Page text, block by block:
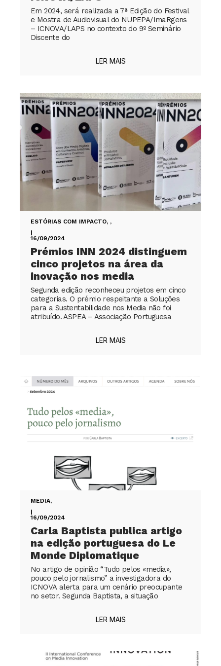
Em 2024, será realizada a 7ª Edição do Festival
e Mostra de Audiovisual do NUPEPA/ImaRgens
– ICNOVA/LAPS no contexto do 9º Seminário
Discente do
LER MAIS
ESTÓRIAS COM IMPACTO, ,
|
16/09/2024
Prémios INN 2024 distinguem
cinco projetos na área da
inovação nos media
Segunda edição reconheceu projetos em cinco
categorias. O prémio respeitante a Soluções
para a Sustentabilidade nos Media não foi
atribuído. ASPEA – Associação Portuguesa
LER MAIS
MEDIA,
|
16/09/2024
Carla Baptista publica artigo
na edição portuguesa do Le
Monde Diplomatique
No artigo de opinião “Tudo pelos «media»,
pouco pelo jornalismo” a investigadora do
ICNOVA alerta para um cenário preocupante
no setor. Segunda Baptista, a situação
LER MAIS